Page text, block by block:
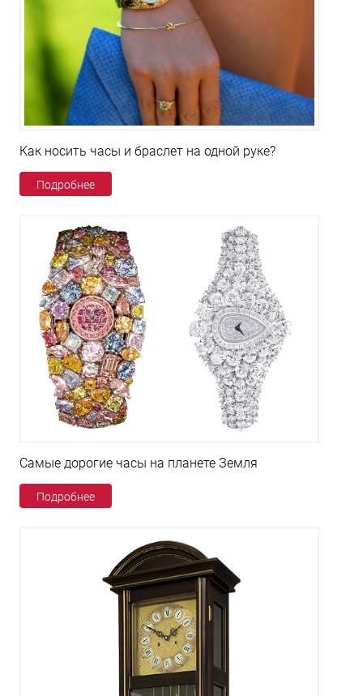
Как носить часы и браслет на одной руке?
Подробнее
Самые дорогие часы на планете Земля
Подробнее